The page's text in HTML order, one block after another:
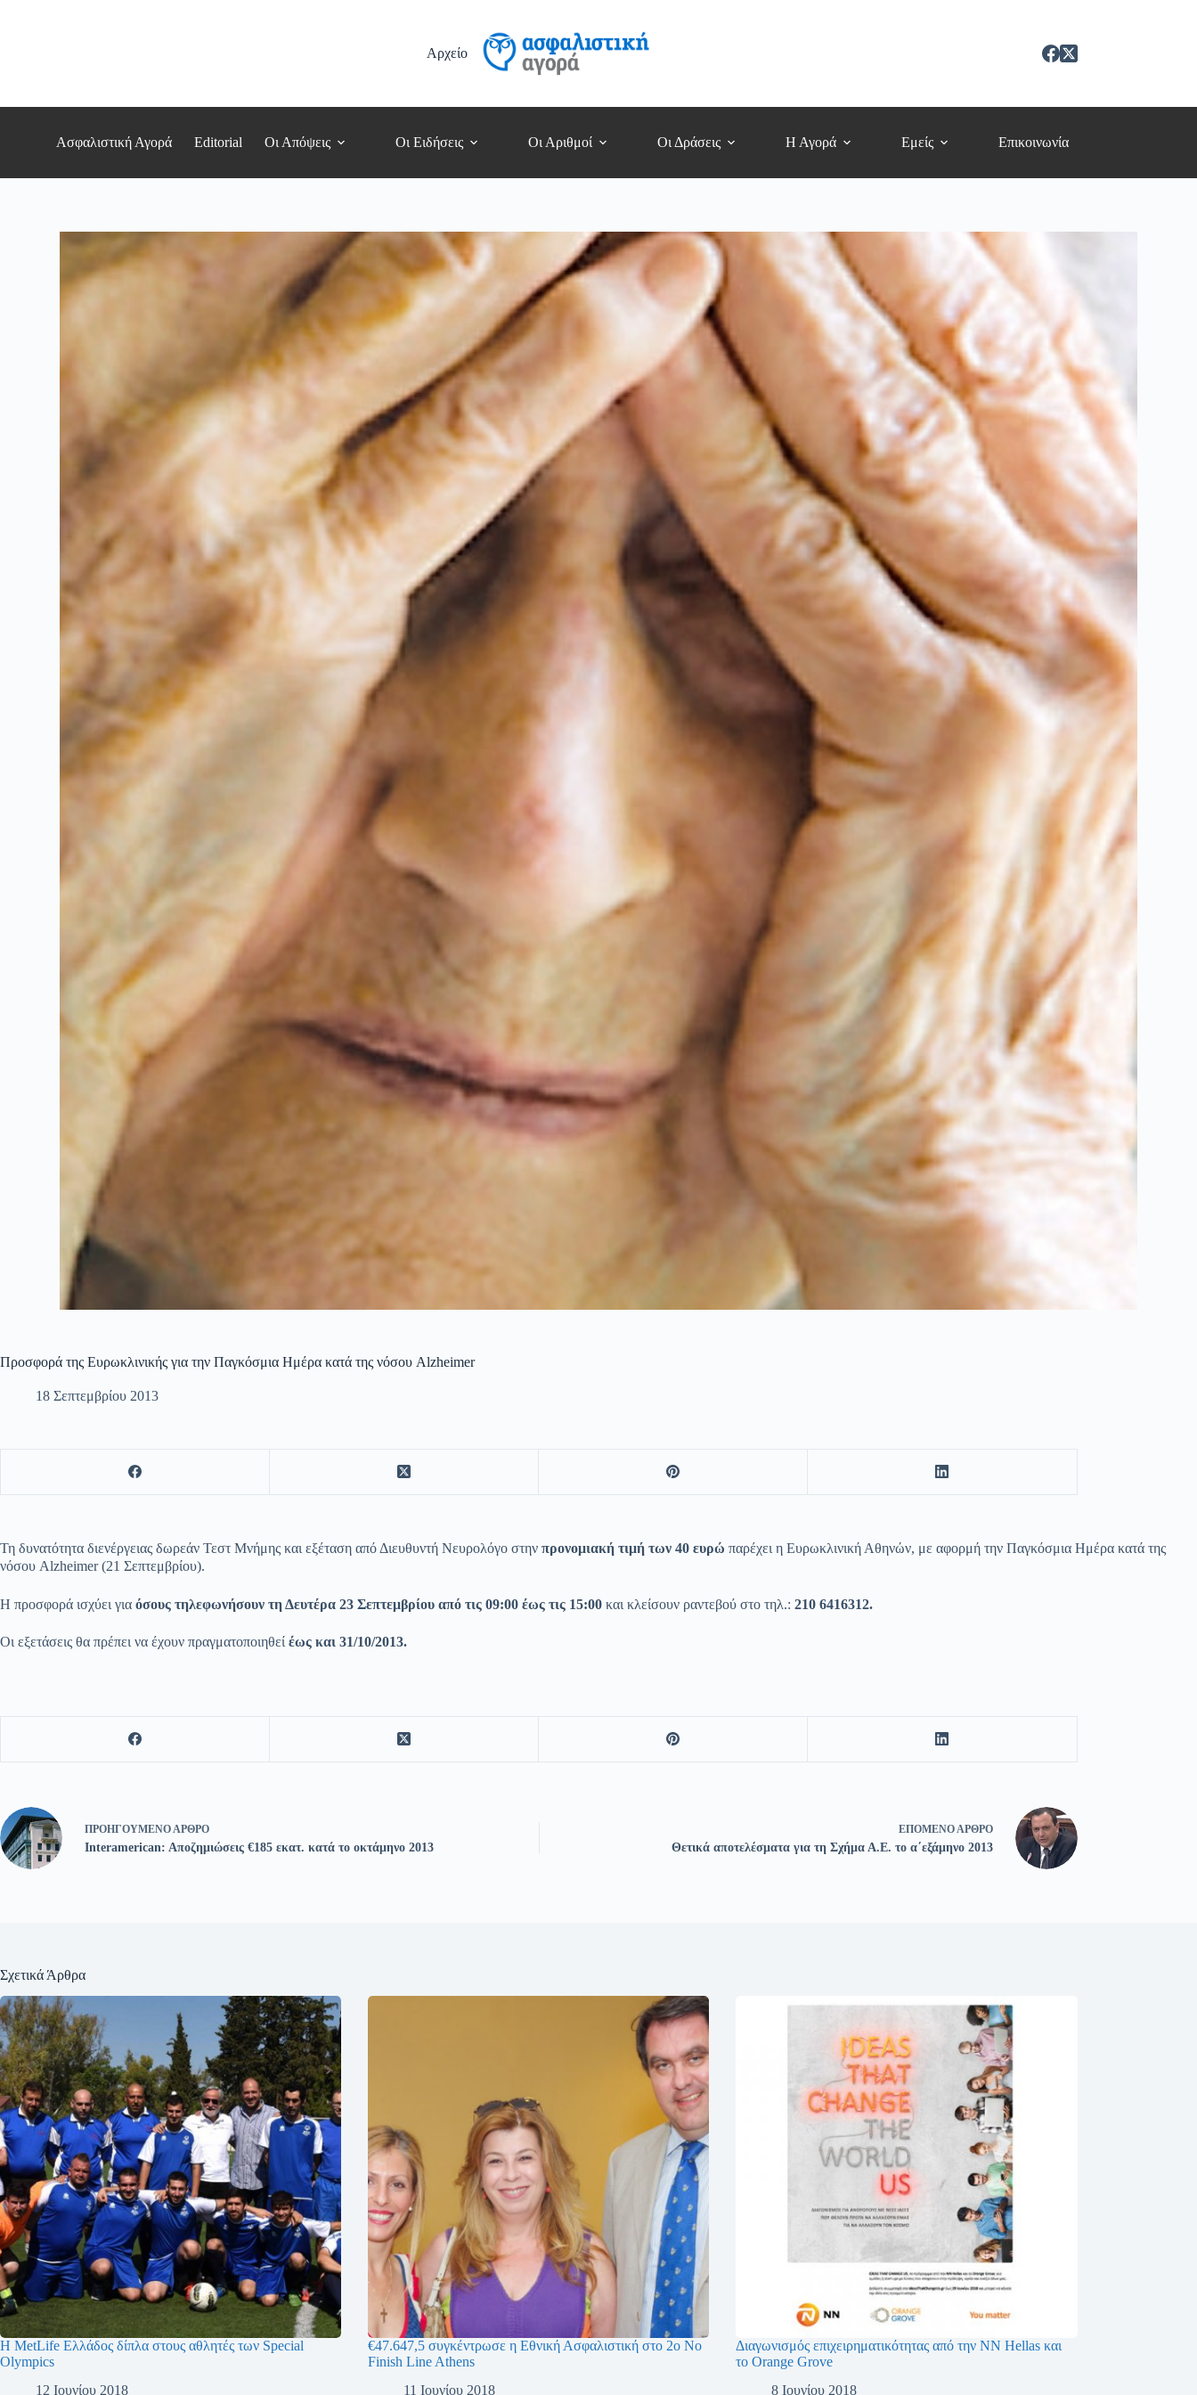
Αρχείο
Ασφαλιστική Αγορά Editorial Οι Απόψεις Οι Ειδήσεις Οι Αριθμοί Οι Δράσεις Η Αγορά Εμείς Επικοινωνία
Προσφορά της Ευρωκλινικής για την Παγκόσμια Ημέρα κατά της νόσου Alzheimer
18 Σεπτεμβρίου 2013
Τη δυνατότητα διενέργειας δωρεάν Τεστ Μνήμης και εξέταση από Διευθυντή Νευρολόγο στην προνομιακή τιμή των 40 ευρώ παρέχει η Ευρωκλινική Αθηνών, με αφορμή την Παγκόσμια Ημέρα κατά της
νόσου Alzheimer (21 Σεπτεμβρίου).
Η προσφορά ισχύει για όσους τηλεφωνήσουν τη Δευτέρα 23 Σεπτεμβρίου από τις 09:00 έως τις 15:00 και κλείσουν ραντεβού στο τηλ.: 210 6416312.
Οι εξετάσεις θα πρέπει να έχουν πραγματοποιηθεί έως και 31/10/2013.
ΠΡΟΗΓΟΎΜΕΝΟΆΡΘΡΟ
Interamerican: Aποζημιώσεις €185 εκατ. κατά το οκτάμηνο 2013
ΕΠΌΜΕΝΟΆΡΘΡΟ
Θετικά αποτελέσματα για τη Σχήμα Α.Ε. το α΄εξάμηνο 2013
Σχετικά Άρθρα
Η MetLife Ελλάδος δίπλα στους αθλητές των Special
Olympics
12 Ιουνίου 2018
€47.647,5 συγκέντρωσε η Εθνική Ασφαλιστική στο 2ο No
Finish Line Athens
11 Ιουνίου 2018
Διαγωνισμός επιχειρηματικότητας από την NN Hellas και
το Orange Grove
8 Ιουνίου 2018